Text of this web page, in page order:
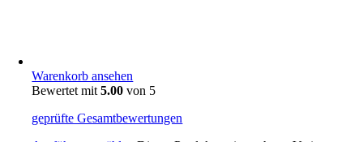
Warenkorb ansehen
Bewertet mit5.00 von 5
geprüfte Gesamtbewertungen